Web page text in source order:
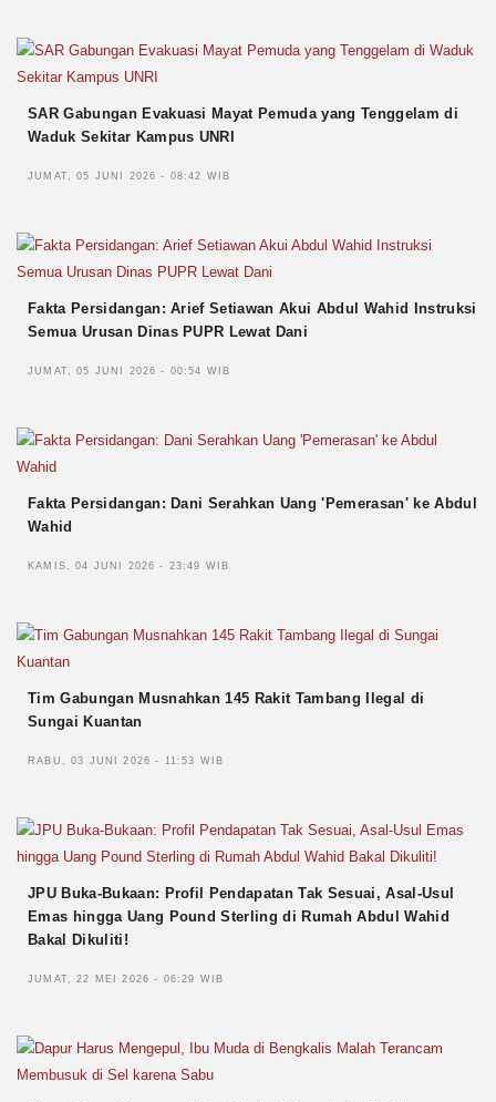
SAR Gabungan Evakuasi Mayat Pemuda yang Tenggelam di
Waduk Sekitar Kampus UNRI
JUMAT, 05 JUNI 2026 - 08:42 WIB
Fakta Persidangan: Arief Setiawan Akui Abdul Wahid Instruksi
Semua Urusan Dinas PUPR Lewat Dani
JUMAT, 05 JUNI 2026 - 00:54 WIB
Fakta Persidangan: Dani Serahkan Uang 'Pemerasan' ke Abdul
Wahid
KAMIS, 04 JUNI 2026 - 23:49 WIB
Tim Gabungan Musnahkan 145 Rakit Tambang Ilegal di
Sungai Kuantan
RABU, 03 JUNI 2026 - 11:53 WIB
JPU Buka-Bukaan: Profil Pendapatan Tak Sesuai, Asal-Usul
Emas hingga Uang Pound Sterling di Rumah Abdul Wahid
Bakal Dikuliti!
JUMAT, 22 MEI 2026 - 06:29 WIB